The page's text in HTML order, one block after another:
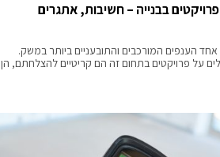
פרויקטים בבנייה – חשיבות, אתגרים
אחד הענפים המורכבים והתובעניים ביותר במשק.
על פרויקטים בתחום זה הם קריטיים להצלחתם, הן